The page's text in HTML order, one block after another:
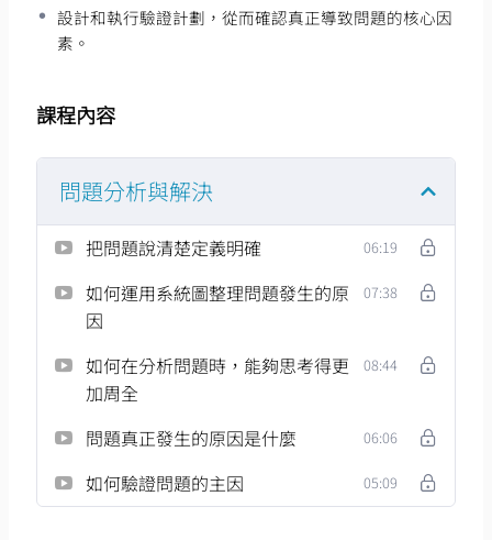
設計和執行驗證計劃，從而確認真正導致問題的核心因
素。
課程內容
問題分析與解決
把問題說清楚定義明確 06:19
如何運用系統圖整理問題發生的原
因
07:38
如何在分析問題時，能夠思考得更
加周全
08:44
問題真正發生的原因是什麼 06:06
如何驗證問題的主因 05:09